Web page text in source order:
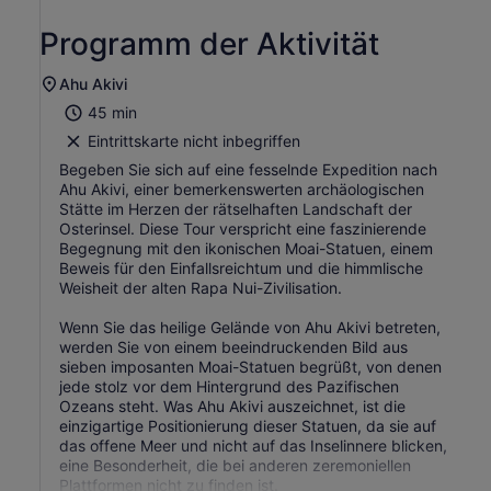
Programm der Aktivität
Ahu Akivi
45 min
Eintrittskarte nicht inbegriffen
Begeben Sie sich auf eine fesselnde Expedition nach
Ahu Akivi, einer bemerkenswerten archäologischen
Stätte im Herzen der rätselhaften Landschaft der
Osterinsel. Diese Tour verspricht eine faszinierende
Begegnung mit den ikonischen Moai-Statuen, einem
Beweis für den Einfallsreichtum und die himmlische
Weisheit der alten Rapa Nui-Zivilisation.
Wenn Sie das heilige Gelände von Ahu Akivi betreten,
werden Sie von einem beeindruckenden Bild aus
sieben imposanten Moai-Statuen begrüßt, von denen
jede stolz vor dem Hintergrund des Pazifischen
Ozeans steht. Was Ahu Akivi auszeichnet, ist die
einzigartige Positionierung dieser Statuen, da sie auf
das offene Meer und nicht auf das Inselinnere blicken,
eine Besonderheit, die bei anderen zeremoniellen
Plattformen nicht zu finden ist.